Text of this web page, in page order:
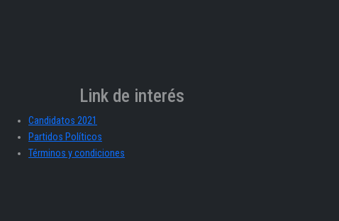
Link de interés
Candidatos 2021
Partidos Políticos
Términos y condiciones